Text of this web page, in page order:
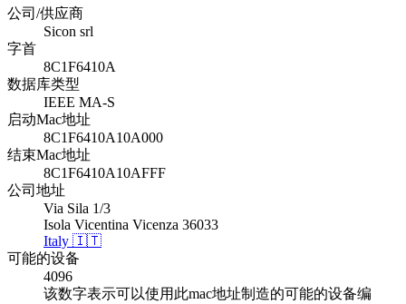
公司/供应商
Sicon srl
字首
8C1F6410A
数据库类型
IEEE MA-S
启动Mac地址
8C1F6410A10A000
结束Mac地址
8C1F6410A10AFFF
公司地址
Via Sila 1/3
Isola Vicentina Vicenza 36033
Italy 🇮🇹
可能的设备
4096
该数字表示可以使用此mac地址制造的可能的设备编